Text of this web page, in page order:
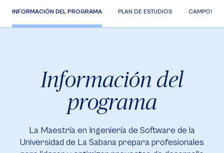
INFORMACIÓN DEL PROGRAMA PLAN DE ESTUDIOS CAMPOS
Información del
programa
La Maestría en Ingeniería de Software de la
Universidad de La Sabana prepara profesionales